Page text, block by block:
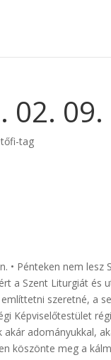
02. 09.
tag
• Pénteken nem
a Szent Liturgiát és
szeretné, a
Képviselőtestület
adományukkal,
köszönte meg a